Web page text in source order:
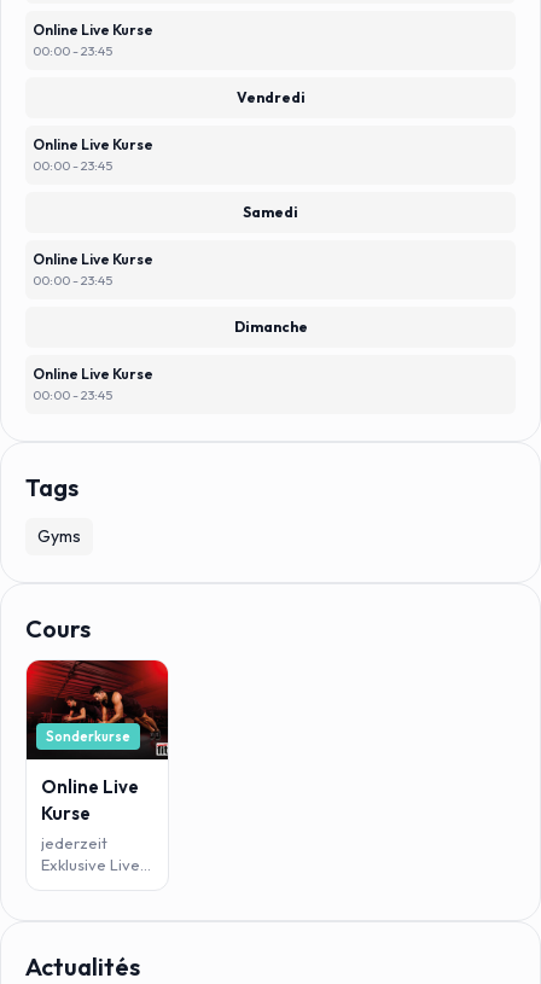
Online Live Kurse
00:00 - 23:45
Vendredi
Online Live Kurse
00:00 - 23:45
Samedi
Online Live Kurse
00:00 - 23:45
Dimanche
Online Live Kurse
00:00 - 23:45
Tags
Gyms
Cours
Sonderkurse
Online Live
Kurse
jederzeit
Exklusive Live
Kurse und on
Actualités